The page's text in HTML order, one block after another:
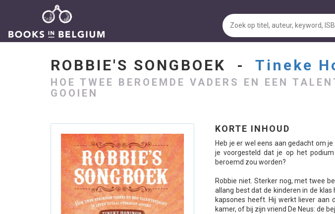
ROBBIE'S SONGBOEK - Tineke
HOE TWEE BEROEMDE VADERS EN EEN
GOOIEN
KORTE INHOUD
Heb je er wel eens aan gedacht om
je voorgesteld dat je op het
beroemd zou worden?
Robbie niet. Sterker nog, met twee
allang best dat de kinderen in de
kapsones heeft. Hij werkt liever aan
kamer, of bij zijn vriend De Neus: de